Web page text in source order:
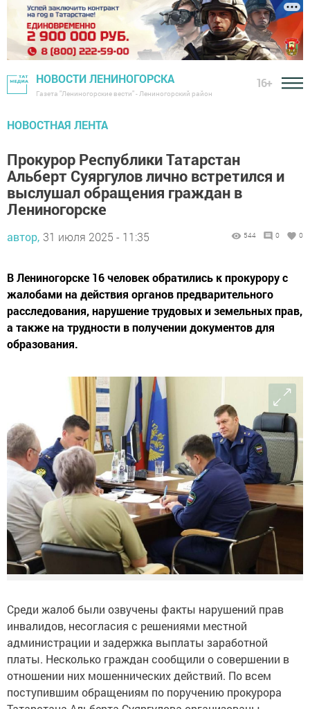
НОВОСТИ ЛЕНИНОГОРСКА
Газета "Лениногорские вести" - Лениногорский район
16+
НОВОСТНАЯ ЛЕНТА
Прокурор Республики Татарстан
Альберт Суяргулов лично встретился и
выслушал обращения граждан в
Лениногорске
автор, 31 июля 2025 - 11:35 544 0 0
В Лениногорске 16 человек обратились к прокурору с
жалобами на действия органов предварительного
расследования, нарушение трудовых и земельных прав,
а также на трудности в получении документов для
образования.
Среди жалоб были озвучены факты нарушений прав
инвалидов, несогласия с решениями местной
администрации и задержка выплаты заработной
платы. Несколько граждан сообщили о совершении в
отношении них мошеннических действий. По всем
поступившим обращениям по поручению прокурора